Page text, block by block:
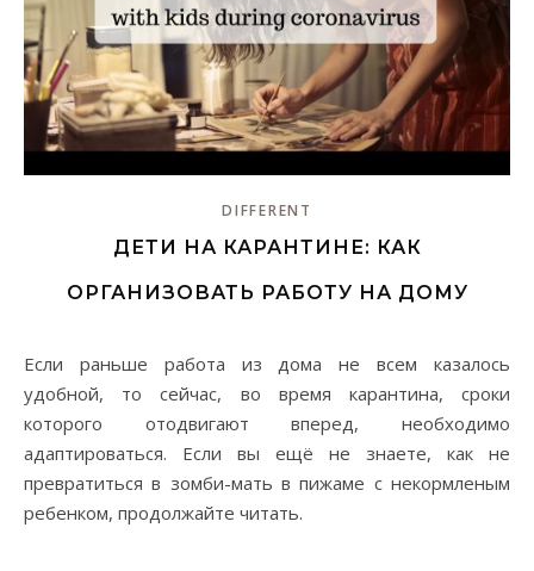
DIFFERENT
ДЕТИ НА КАРАНТИНЕ: КАК
ОРГАНИЗОВАТЬ РАБОТУ НА ДОМУ
Если раньше работа из дома не всем казалось
удобной, то сейчас, во время карантина, сроки
которого отодвигают вперед, необходимо
адаптироваться. Если вы ещё не знаете, как не
превратиться в зомби-мать в пижаме с некормленым
ребенком, продолжайте читать.